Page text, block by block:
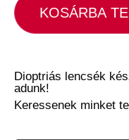
KOSÁRBA
Dioptriás lencsék
adunk!
Keressenek minket